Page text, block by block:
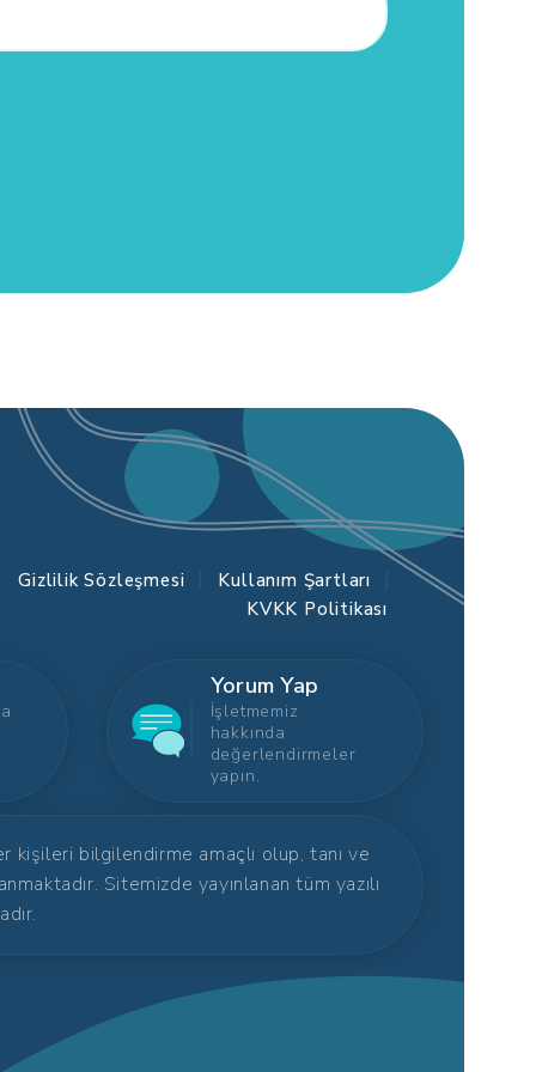
Gizlilik Sözleşmesi
Kullanım Şartları
KVKK Politikası
Yorum Yap
İşletmemiz
hakkında
değerlendirmeler
yapın.
kişileri bilgilendirme amaçlı olup, tanı ve
Sitemizde yayınlanan tüm yazılı